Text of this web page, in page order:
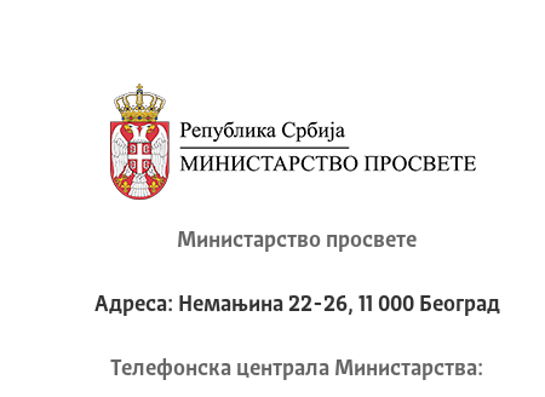
Министарство просвете
Адреса: Немањина 22-26, 11 000 Београд
Телeфонска централа Mинистарства: